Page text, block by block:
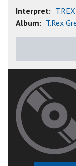
Interpret: T.REX
Album: T.Rex